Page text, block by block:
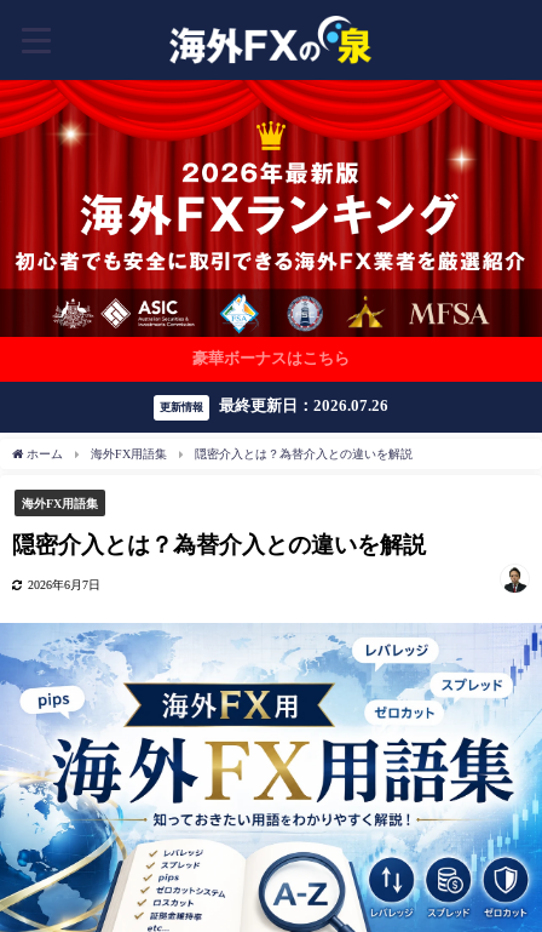
豪華ボーナスはこちら
更新情報 最終更新日：2026.07.26
ホーム 海外FX用語集 隠密介入とは？為替介入との違いを解説
海外FX用語集
隠密介入とは？為替介入との違いを解説
2026年6月7日